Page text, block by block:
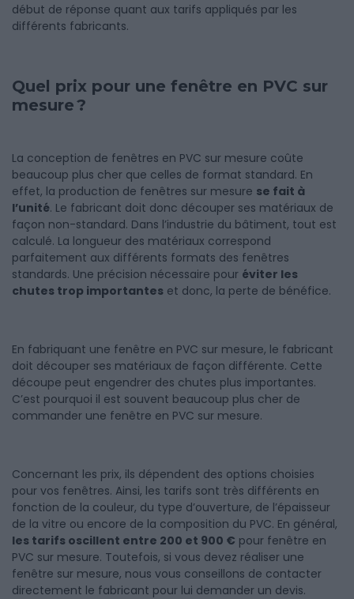
début de réponse quant aux tarifs appliqués par les
différents fabricants.
Quel prix pour une fenêtre en PVC sur
mesure ?
La conception de fenêtres en PVC sur mesure coûte
beaucoup plus cher que celles de format standard. En
effet, la production de fenêtres sur mesure se fait à
l’unité. Le fabricant doit donc découper ses matériaux de
façon non-standard. Dans l’industrie du bâtiment, tout est
calculé. La longueur des matériaux correspond
parfaitement aux différents formats des fenêtres
standards. Une précision nécessaire pour éviter les
chutes trop importantes et donc, la perte de bénéfice.
En fabriquant une fenêtre en PVC sur mesure, le fabricant
doit découper ses matériaux de façon différente. Cette
découpe peut engendrer des chutes plus importantes.
C’est pourquoi il est souvent beaucoup plus cher de
commander une fenêtre en PVC sur mesure.
Concernant les prix, ils dépendent des options choisies
pour vos fenêtres. Ainsi, les tarifs sont très différents en
fonction de la couleur, du type d’ouverture, de l’épaisseur
de la vitre ou encore de la composition du PVC. En général,
les tarifs oscillent entre 200 et 900 € pour fenêtre en
PVC sur mesure. Toutefois, si vous devez réaliser une
fenêtre sur mesure, nous vous conseillons de contacter
directement le fabricant pour lui demander un devis.